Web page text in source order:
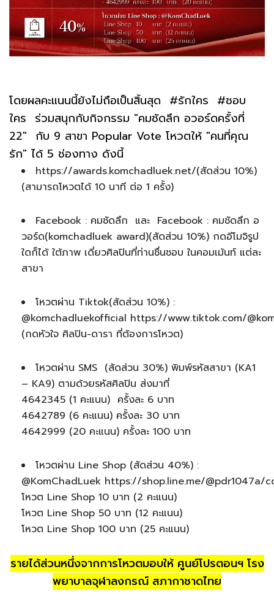
โดยผลคะแนนนี้ยังไม่ถือเป็นสิ้นสุด #รักใคร #ชอบ
ใคร ร่วมสนุกกับกิจกรรม "คมชัดลึก อวอร์ดครั้งที่
22" กับ 9 สาขา Popular Vote โหวตให้ "คนที่คุณ
รัก" ได้ 5 ช่องทาง ดังนี้
https://awards.komchadluek.net/(สัดส่วน 10%)
(สามารถโหวตได้ 10 นาที ต่อ 1 ครั้ง)
Facebook : คมชัดลึก และ Facebook : คมชัดลึก อ
วอร์ด(komchadluek award)(สัดส่วน 10%) กดอีโมจิรูป
ใดก็ได้ ใต้ภาพ เดี่ยวศิลปินที่ท่านชื่นชอบ ในคอมเม้นท์ แต่ละ
สาขา
โหวตผ่าน Tiktok(สัดส่วน 10%) :
@komchadluekofficial https://www.tiktok.com/
(กดหัวใจ ศิลปิน-ดารา ที่ต้องการโหวต)
โหวตผ่าน SMS (สัดส่วน 30%) พิมพ์รหัสสาขา (KA1
– KA9) ตามด้วยรหัสศิลปิน ส่งมาที่
4642345 (1 คะแนน) ครั้งละ 6 บาท
4642789 (6 คะแนน) ครั้งละ 30 บาท
4642999 (20 คะแนน) ครั้งละ 100 บาท
โหวตผ่าน Line Shop (สัดส่วน 40%) :
@KomChadLuek https://shop.line.me/@pdr1047a/
โหวต Line Shop 10 บาท (2 คะแนน)
โหวต Line Shop 50 บาท (12 คะแนน)
โหวต Line Shop 100 บาท (25 คะแนน)
รายได้ส่วนหนึ่งจากการโหวตมอบให้ ศูนย์โปรตอนฯ โรง
พยาบาลจุฬาลงกรณ์ สภากาชาดไทย